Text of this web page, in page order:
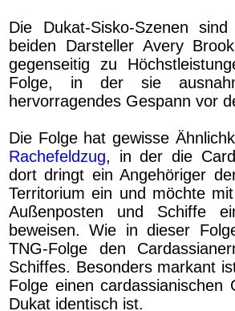
Die Dukat-Sisko-Szenen
beiden Darsteller Avery
gegenseitig zu
Folge, in der sie
hervorragendes Gespann vor
Die Folge hat gewisse
Rachefeldzug, in der die
dort dringt ein Angehöriger
Territorium ein und möchte
Außenposten und Schiffe
beweisen. Wie in dieser
TNG-Folge den
Schiffes. Besonders markant
Folge einen
Dukat identisch ist.